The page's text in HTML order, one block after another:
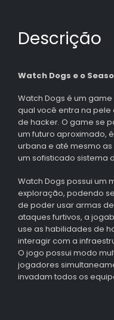
Descrição
Watch Dogs e o
Watch Dogs é um
qual você entra na
de hacker. O game se
um futuro aproximado,
urbana e até mesmo
um sofisticado sistema
Watch Dogs possui um
exploração, podendo
de poder usar armas
ataques furtivos, a
use as habilidades de
interagir com a
O jogo possui modo
jogadores
invadam todos os